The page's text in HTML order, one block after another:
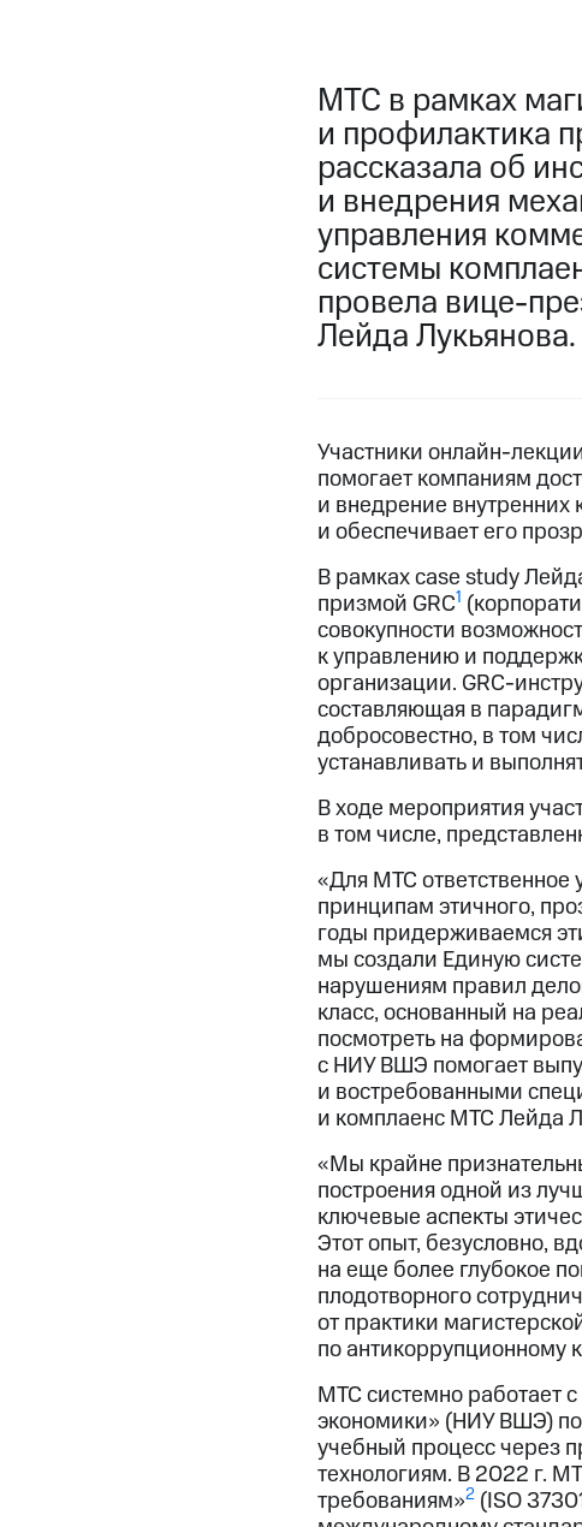
МТС в рамках
и профилактика
рассказала об
и внедрения
управления
системы
провела вице-
Лейда Лукьянова.
Участники онлайн-
помогает компаниям
и внедрение
и обеспечивает его
В рамках case study
призмой GRC1
совокупности
к управлению и
организации. GRC-
составляющая в
добросовестно, в том
устанавливать и
В ходе мероприятия
в том числе,
«Для МТС
принципам этичного,
годы придерживаемся
мы создали Единую
нарушениям правил
класс, основанный на
посмотреть на
с НИУ ВШЭ помогает
и востребованными
и комплаенс МТС Лейда
«Мы крайне
построения одной из
ключевые аспекты
Этот опыт, безусловно,
на еще более глубокое
плодотворного
от практики
по антикоррупционному
МТС системно работает
экономики» (НИУ ВШЭ)
учебный процесс через
технологиям. В 2022 г.
требованиям»2(ISO